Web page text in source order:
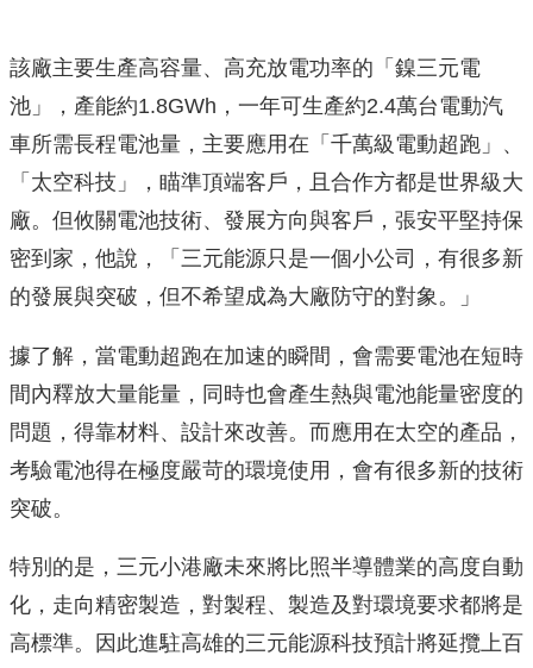
該廠主要生產高容量、高充放電功率的「鎳三元電
池」，產能約1.8GWh，一年可生產約2.4萬台電動汽
車所需長程電池量，主要應用在「千萬級電動超跑」、
「太空科技」，瞄準頂端客戶，且合作方都是世界級大
廠。但攸關電池技術、發展方向與客戶，張安平堅持保
密到家，他說，「三元能源只是一個小公司，有很多新
的發展與突破，但不希望成為大廠防守的對象。」
據了解，當電動超跑在加速的瞬間，會需要電池在短時
間內釋放大量能量，同時也會產生熱與電池能量密度的
問題，得靠材料、設計來改善。而應用在太空的產品，
考驗電池得在極度嚴苛的環境使用，會有很多新的技術
突破。
特別的是，三元小港廠未來將比照半導體業的高度自動
化，走向精密製造，對製程、製造及對環境要求都將是
高標準。因此進駐高雄的三元能源科技預計將延攬上百